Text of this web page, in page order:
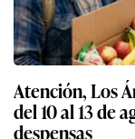
Atención, Los
del 10 al 13 de
despensas